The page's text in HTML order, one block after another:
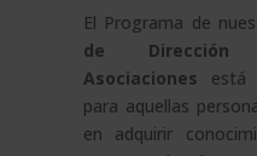
El Programa de
de
Asociaciones está
para aquellas
en adquirir